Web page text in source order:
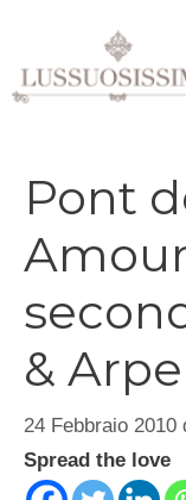
contenuto
Pont
&
24 Febbraio 2010
Spread the love